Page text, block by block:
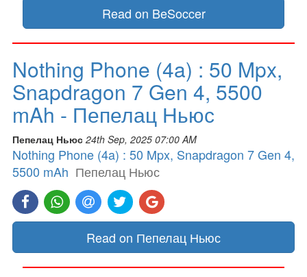
Read on BeSoccer
Nothing Phone (4a) : 50 Mpx,
Snapdragon 7 Gen 4, 5500
mAh - Пепелац Ньюс
Пепелац Ньюс 24th Sep, 2025 07:00 AM
Nothing Phone (4a) : 50 Mpx, Snapdragon 7 Gen 4,
5500 mAh Пепелац Ньюс
Read on Пепелац Ньюс